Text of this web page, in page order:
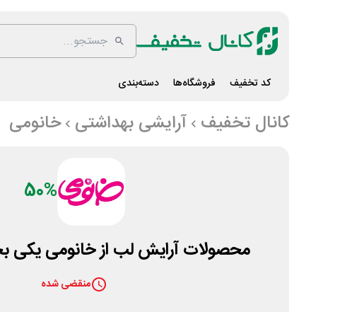
کد تخفیف فروشگاه‌ها دسته‌بندی
کانال تخفیف آرایشی بهداشتی خانومی
50%
محصولات آرایش لب از خانومی یکی
منقضی شده